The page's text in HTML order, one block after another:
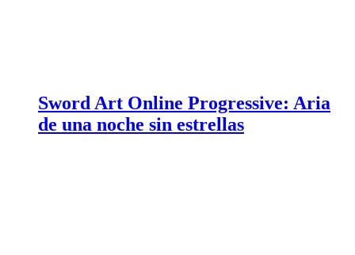
Sword Art Online Progressive: Aria
de una noche sin estrellas